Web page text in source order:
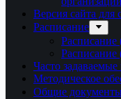
Версия сайта для
Расписание
Расписание
Расписание
Часто
Методическое
Общие